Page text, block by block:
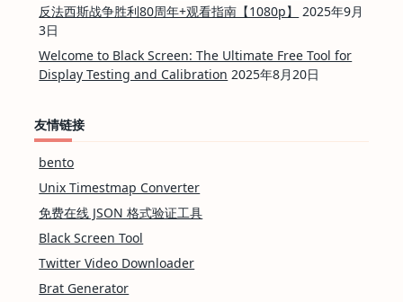
反法西斯战争胜利80周年+观看指南【1080p】
2025年9月
3日
Welcome to Black Screen: The Ultimate Free Tool for
Display Testing and Calibration 2025年8月20日
友情链接
bento
Unix Timestmap Converter
免费在线 JSON 格式验证工具
Black Screen Tool
Twitter Video Downloader
Brat Generator